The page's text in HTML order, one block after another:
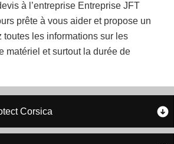
à l’entreprise Entreprise JFT
prête à vous aider et propose un
les informations sur les
matériel et surtout la durée de
Corsica